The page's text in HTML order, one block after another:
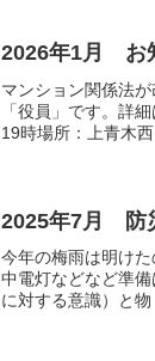
2026年1月 お
マンション関係法
「役員」です。詳
19時場所：上青木
2025年7月 防
今年の梅雨は明け
中電灯などなど準
に対する意識）と